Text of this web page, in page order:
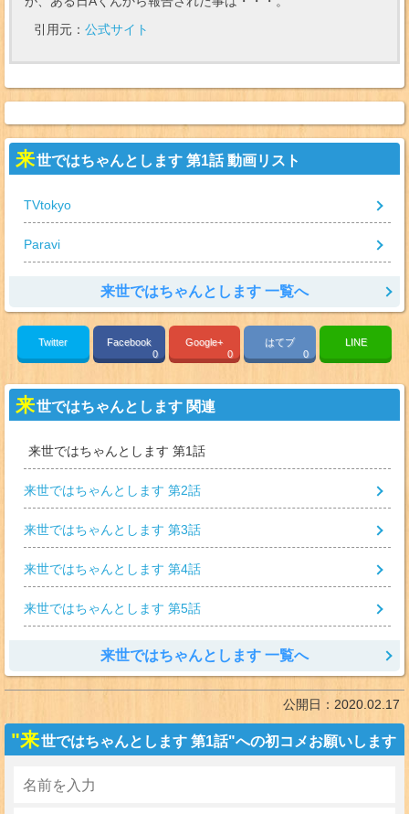
引用元： 公式サイト
来世ではちゃんとします 第1話 動画リスト
TVtokyo
Paravi
来世ではちゃんとします 一覧へ
Twitter
Facebook
0
Google+
0
はてブ
0
LINE
来世ではちゃんとします 関連
来世ではちゃんとします 第1話
来世ではちゃんとします 第2話
来世ではちゃんとします 第3話
来世ではちゃんとします 第4話
来世ではちゃんとします 第5話
来世ではちゃんとします 一覧へ
公開日： 2020.02.17
"来世ではちゃんとします 第1話"への初コメお願いします